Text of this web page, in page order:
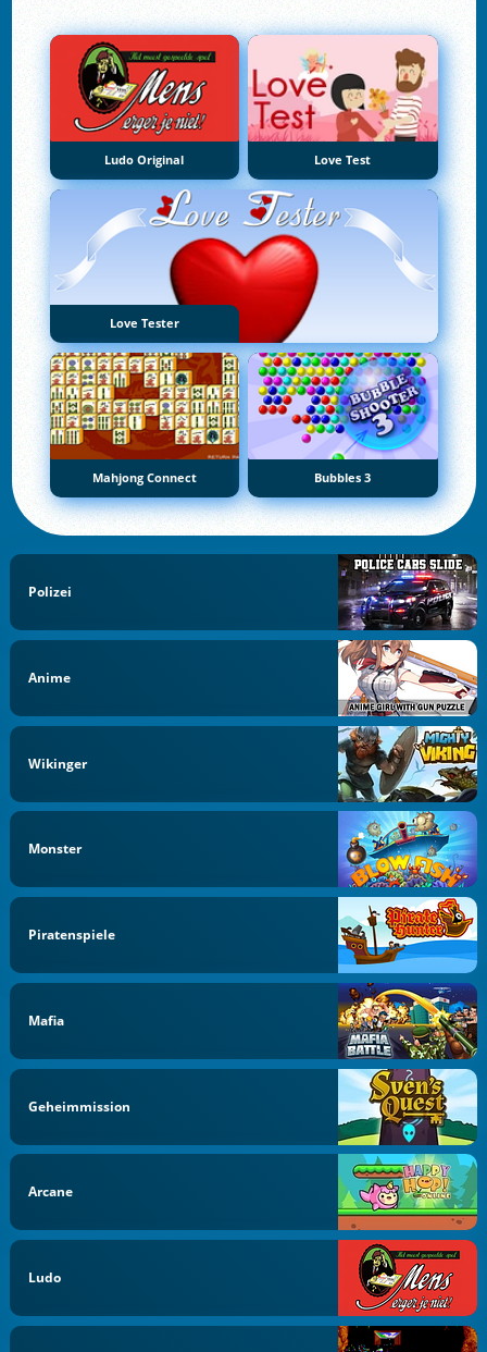
Ludo Original Love Test
Love Tester
Mahjong Connect Bubbles 3
Polizei
Anime
Wikinger
Monster
Piratenspiele
Mafia
Geheimmission
Arcane
Ludo